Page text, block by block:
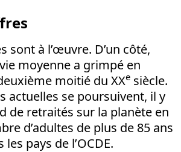
sont à l’œuvre. D’un côté,
moyenne a grimpé en
moitié du XXe siècle.
actuelles se poursuivent, il y
de retraités sur la planète en
d’adultes de plus de 85 ans
pays de l’OCDE.